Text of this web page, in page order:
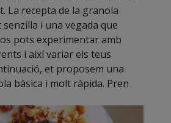
La recepta de la granola
i una vegada que
pots experimentar amb
i així variar els teus
et proposem una
bàsica i molt ràpida. Pren